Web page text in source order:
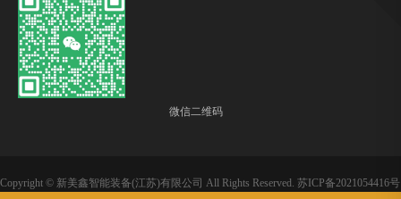
微信二维码
Copyright © 新美鑫智能装备(江苏)有限公司 All Rights Reserved. 苏ICP备2021054416号